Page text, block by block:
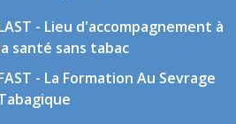
- Lieu d'accompagnement à
santé sans tabac
- La Formation Au Sevrage
: QUI SOMMES-NOUS ?
d'un Centre
Les parcours